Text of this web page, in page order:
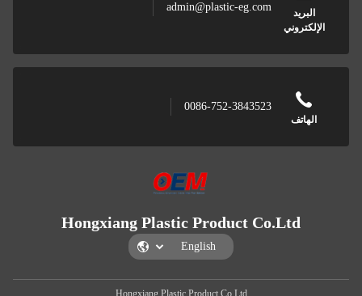
البريد
الإلكتروني
admin@plastic-eg.com
الهاتف
0086-752-3843523
Hongxiang Plastic Product Co.Ltd
Hongxiang Plastic Product Co.Ltd